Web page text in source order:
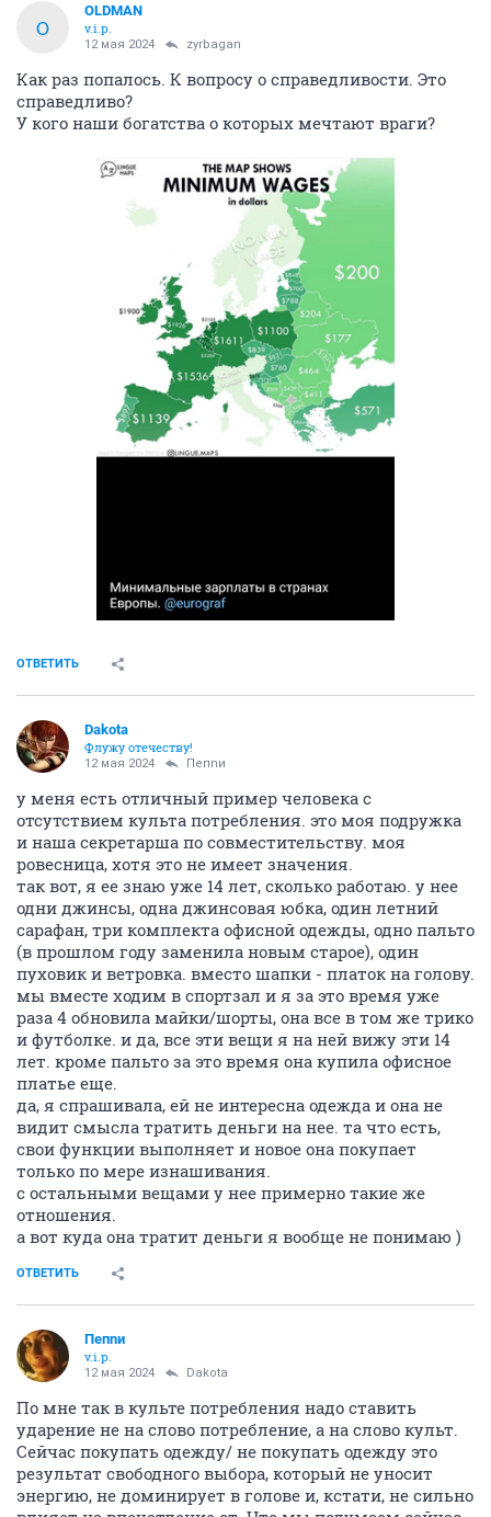
O
OLDMAN
v.i.p.
12 мая 2024 zyrbagan
Как раз попалось. К вопросу о справедливости. Это
справедливо?
У кого наши богатства о которых мечтают враги?
ОТВЕТИТЬ
Dаkota
Флужу отечеству!
12 мая 2024 Пепnи
у меня есть отличный пример человека с
отсутствием культа потребления. это моя подружка
и наша секретарша по совместительству. моя
ровесница, хотя это не имеет значения.
так вот, я ее знаю уже 14 лет, сколько работаю. у нее
одни джинсы, одна джинсовая юбка, один летний
сарафан, три комплекта офисной одежды, одно пальто
(в прошлом году заменила новым старое), один
пуховик и ветровка. вместо шапки - платок на голову.
мы вместе ходим в спортзал и я за это время уже
раза 4 обновила майки/шорты, она все в том же трико
и футболке. и да, все эти вещи я на ней вижу эти 14
лет. кроме пальто за это время она купила офисное
платье еще.
да, я спрашивала, ей не интересна одежда и она не
видит смысла тратить деньги на нее. та что есть,
свои функции выполняет и новое она покупает
только по мере изнашивания.
с остальными вещами у нее примерно такие же
отношения.
а вот куда она тратит деньги я вообще не понимаю )
ОТВЕТИТЬ
Пепnи
v.i.p.
12 мая 2024 Dаkota
По мне так в культе потребления надо ставить
ударение не на слово потребление, а на слово культ.
Сейчас покупать одежду/ не покупать одежду это
результат свободного выбора, который не уносит
энергию, не доминирует в голове и, кстати, не сильно